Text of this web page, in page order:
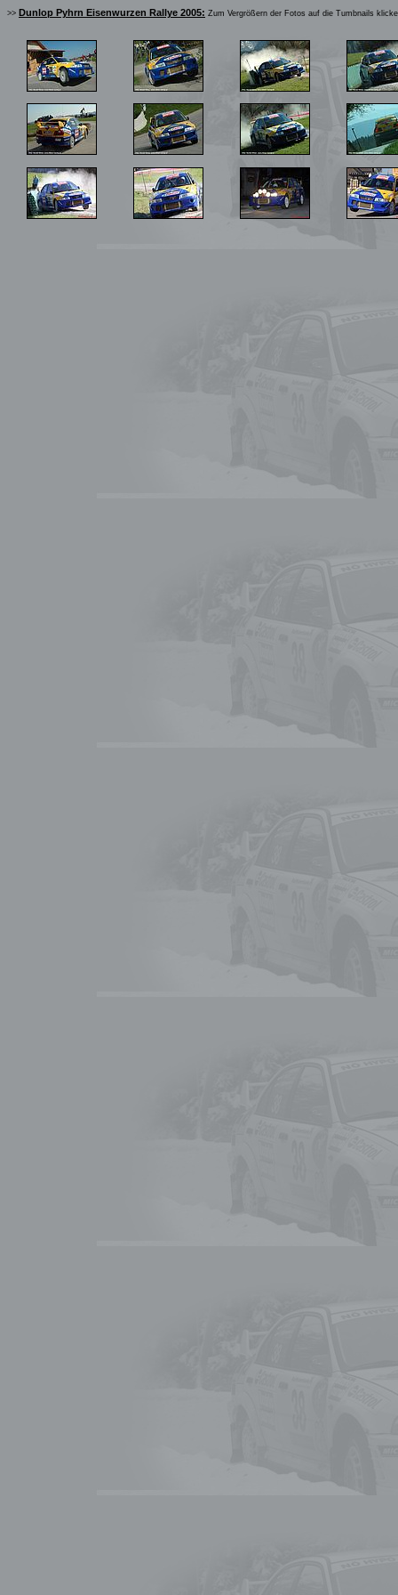
>> Dunlop Pyhrn Eisenwurzen Rallye 2005: Zum Vergrößern der Fotos auf die Tumbnails